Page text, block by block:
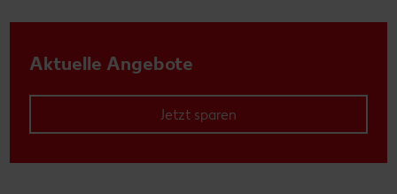
Aktuelle Angebote
Jetzt sparen